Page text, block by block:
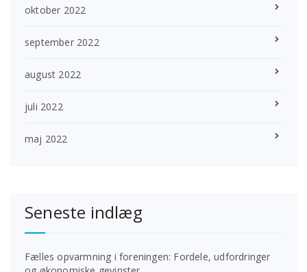
oktober 2022
september 2022
august 2022
juli 2022
maj 2022
Seneste indlæg
Fælles opvarmning i foreningen: Fordele, udfordringer